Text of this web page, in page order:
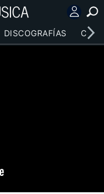
DISCOGRAFÍAS